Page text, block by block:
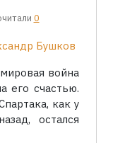
0
Бушков
война
его счастью.
как у
остался